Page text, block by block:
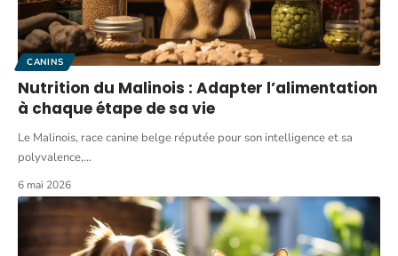
CANINS
Nutrition du Malinois : Adapter l’alimentation
à chaque étape de sa vie
Le Malinois, race canine belge réputée pour son intelligence et sa
polyvalence,…
6 mai 2026